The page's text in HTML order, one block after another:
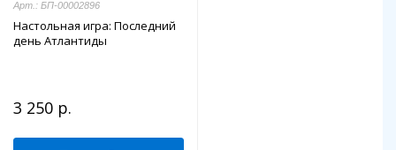
Арт.: БП-00002896
Настольная игра: Последний
день Атлантиды
3 250 р.